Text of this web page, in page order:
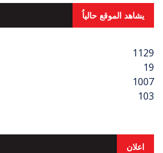
يشاهد الموقع حالياُ
1129
19
1007
103
اعلان